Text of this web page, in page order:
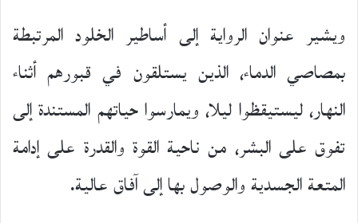
ويشير عنوان الرواية إلى أساطير الخلود المرتبطة
بمصاصي الدماء، الذين يستلقون في قبورهم أثناء
النهار، ليستيقظوا ليلا، ويمارسوا حياتهم المستندة إلى
تفوق على البشر، من ناحية القوة والقدرة على إدامة
المتعة الجسدية والوصول بها إلى آفاق عالية.